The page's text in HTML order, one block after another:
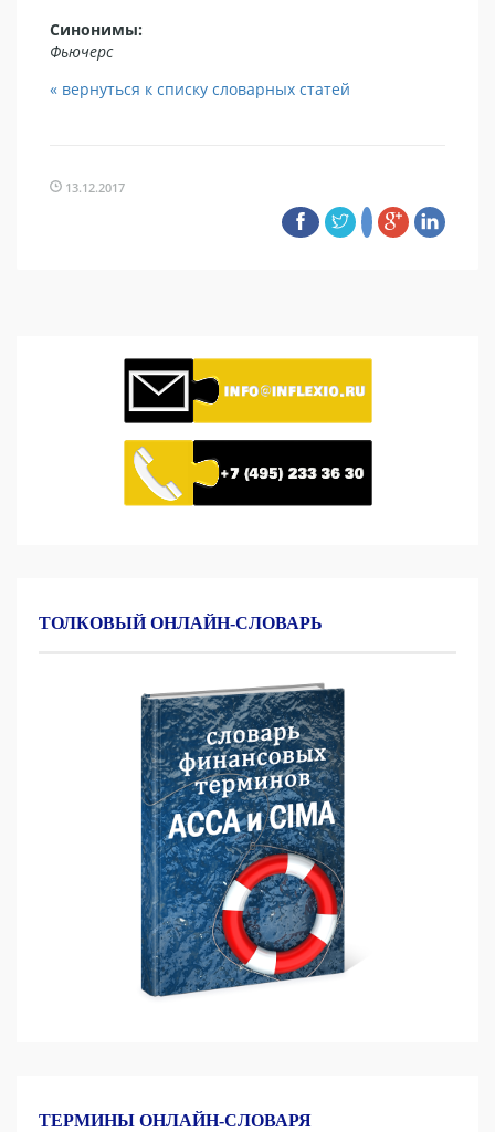
Синонимы:
Фьючерс
« вернуться к списку словарных статей
13.12.2017
ТОЛКОВЫЙ ОНЛАЙН-СЛОВАРЬ
ТЕРМИНЫ ОНЛАЙН-СЛОВАРЯ